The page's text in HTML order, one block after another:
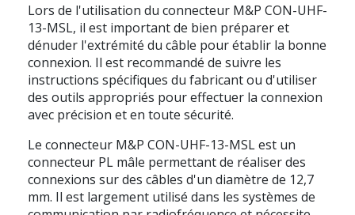
Lors de l'utilisation du connecteur M&P CON-UHF-
13-MSL, il est important de bien préparer et
dénuder l'extrémité du câble pour établir la bonne
connexion. Il est recommandé de suivre les
instructions spécifiques du fabricant ou d'utiliser
des outils appropriés pour effectuer la connexion
avec précision et en toute sécurité.
Le connecteur M&P CON-UHF-13-MSL est un
connecteur PL mâle permettant de réaliser des
connexions sur des câbles d'un diamètre de 12,7
mm. Il est largement utilisé dans les systèmes de